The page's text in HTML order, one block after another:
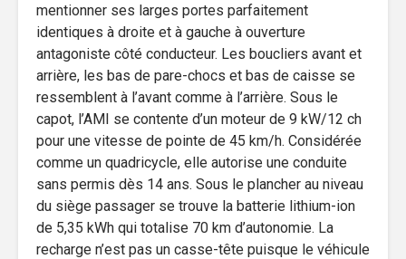
mentionner ses larges portes parfaitement
identiques à droite et à gauche à ouverture
antagoniste côté conducteur. Les boucliers avant et
arrière, les bas de pare-chocs et bas de caisse se
ressemblent à l’avant comme à l’arrière. Sous le
capot, l’AMI se contente d’un moteur de 9 kW/12 ch
pour une vitesse de pointe de 45 km/h. Considérée
comme un quadricycle, elle autorise une conduite
sans permis dès 14 ans. Sous le plancher au niveau
du siège passager se trouve la batterie lithium-ion
de 5,35 kWh qui totalise 70 km d’autonomie. La
recharge n’est pas un casse-tête puisque le véhicule